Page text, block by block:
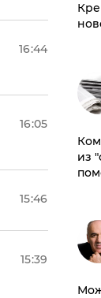
16:44
16:05
15:46
15:39
из